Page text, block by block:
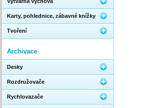
Karty, pohlednice, zábavné knížky
Tvoření
Archivace
Desky
Rozdružovače
Rychlovazače